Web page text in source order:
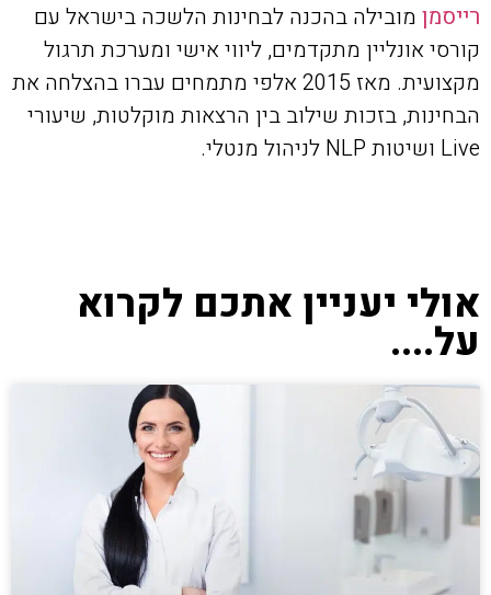
רייסמן מובילה בהכנה לבחינות הלשכה בישראל עם
קורסי אונליין מתקדמים, ליווי אישי ומערכת תרגול
מקצועית. מאז 2015 אלפי מתמחים עברו בהצלחה את
הבחינות, בזכות שילוב בין הרצאות מוקלטות, שיעורי
Live ושיטות NLP לניהול מנטלי.
אולי יעניין אתכם לקרוא
על....